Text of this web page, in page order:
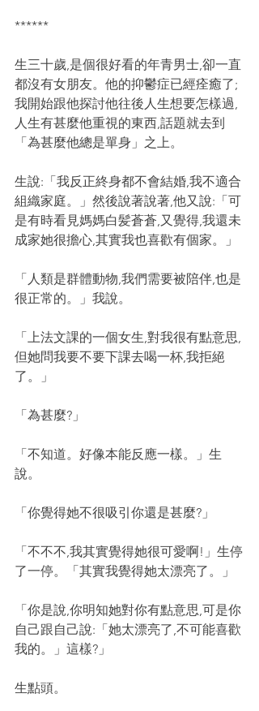
******
生三十歲,是個很好看的年青男士,卻一直
都沒有女朋友。他的抑鬱症已經痊癒了;
我開始跟他探討他往後人生想要怎樣過,
人生有甚麼他重視的東西,話題就去到
「為甚麼他總是單身」之上。
生說:「我反正終身都不會結婚,我不適合
組織家庭。」然後說著說著,他又說:「可
是有時看見媽媽白髪蒼蒼,又覺得,我還未
成家她很擔心,其實我也喜歡有個家。」
「人類是群體動物,我們需要被陪伴,也是
很正常的。」我說。
「上法文課的一個女生,對我很有點意思,
但她問我要不要下課去喝一杯,我拒絕
了。」
「為甚麼?」
「不知道。好像本能反應一樣。」生
說。
「你覺得她不很吸引你還是甚麼?」
「不不不,我其實覺得她很可愛啊!」生停
了一停。「其實我覺得她太漂亮了。」
「你是說,你明知她對你有點意思,可是你
自己跟自己說:「她太漂亮了,不可能喜歡
我的。」這樣?」
生點頭。